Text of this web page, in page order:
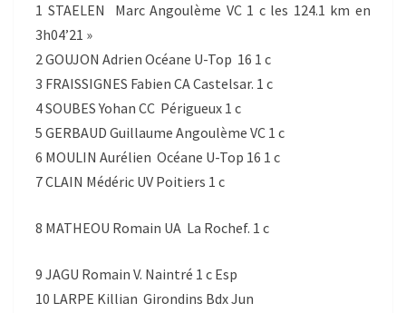
1 STAELEN Marc Angoulème VC 1 c les 124.1 km en
3h04’21 »
2 GOUJON Adrien Océane U-Top 16 1 c
3 FRAISSIGNES Fabien CA Castelsar. 1 c
4 SOUBES Yohan CC Périgueux 1 c
5 GERBAUD Guillaume Angoulème VC 1 c
6 MOULIN Aurélien Océane U-Top 16 1 c
7 CLAIN Médéric UV Poitiers 1 c
8 MATHEOU Romain UA La Rochef. 1 c
9 JAGU Romain V. Naintré 1 c Esp
10 LARPE Killian Girondins Bdx Jun